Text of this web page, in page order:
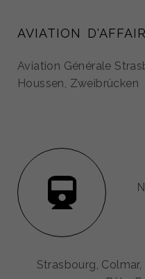
AVIATION
Aviation Générale
Houssen, Zweibrücken
Strasbourg,